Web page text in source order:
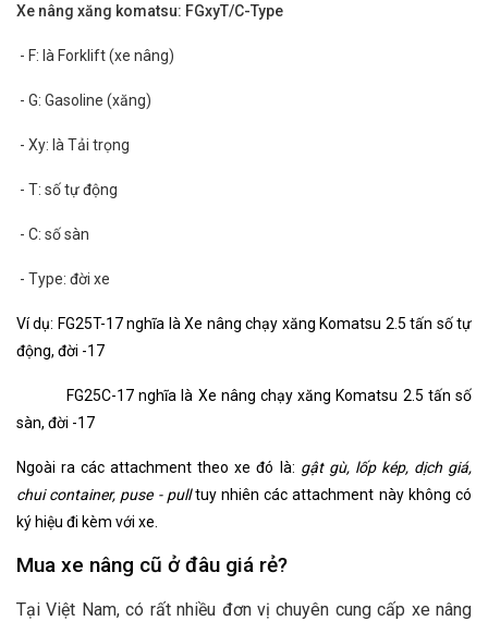
Xe nâng xăng komatsu: FGxyT/C-Type
- F: là Forklift (xe nâng)
- G: Gasoline (xăng)
- Xy: là Tải trọng
- T: số tự động
- C: số sàn
- Type: đời xe
Ví dụ: FG25T-17 nghĩa là Xe nâng chạy xăng Komatsu 2.5 tấn số tự
động, đời -17
FG25C-17 nghĩa là Xe nâng chạy xăng Komatsu 2.5 tấn số
sàn, đời -17
Ngoài ra các attachment theo xe đó là: gật gù, lốp kép, dịch giá,
chui container, puse - pulltuy nhiên các attachment này không có
ký hiệu đi kèm với xe.
Mua xe nâng cũ ở đâu giá rẻ?
Tại Việt Nam, có rất nhiều đơn vị chuyên cung cấp xe nâng